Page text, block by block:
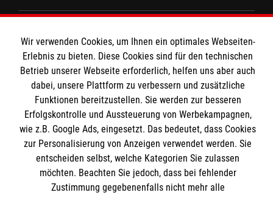
Angebote und Leistungen
Unsere Kurse
Mitarbeiten
Wir Malteser
Informationen
Kontakt
Pressestelle
Impressum
Datenschutz
Malteser online
Malteserorden
Malteser Jugend
Spendenkonto
Wir verwenden Cookies, um Ihnen ein optimales Webseiten-
Erlebnis zu bieten. Diese Cookies sind für den technischen
Betrieb unserer Webseite erforderlich, helfen uns aber auch
dabei, unsere Plattform zu verbessern und zusätzliche
Funktionen bereitzustellen. Sie werden zur besseren
Erfolgskontrolle und Aussteuerung von Werbekampagnen,
wie z.B. Google Ads, eingesetzt. Das bedeutet, dass Cookies
zur Personalisierung von Anzeigen verwendet werden. Sie
entscheiden selbst, welche Kategorien Sie zulassen
möchten. Beachten Sie jedoch, dass bei fehlender
Zustimmung gegebenenfalls nicht mehr alle